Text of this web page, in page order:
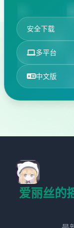
安全下载
多平台
中文版
爱丽丝的